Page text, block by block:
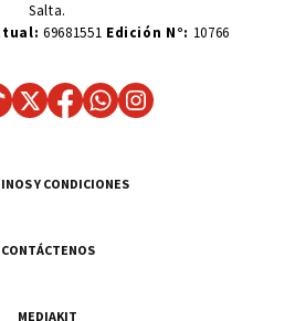
Salta.
69681551 Edición N°: 10766
Y CONDICIONES
CONTÁCTENOS
MEDIAKIT